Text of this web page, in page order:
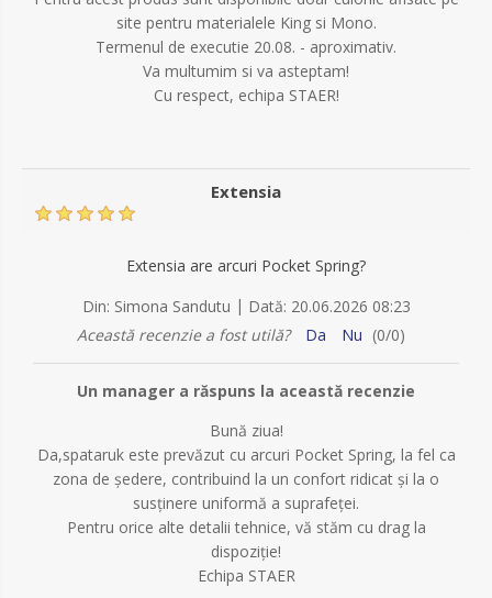
site pentru materialele King si Mono.
Termenul de executie 20.08. - aproximativ.
Va multumim si va asteptam!
Cu respect, echipa STAER!
Extensia
Extensia are arcuri Pocket Spring?
Din: Simona Sandutu | Dată: 20.06.2026 08:23
Această recenzie a fost utilă?
Da Nu (0/0)
Un manager a răspuns la această recenzie
Bună ziua!
Da,spataruk este prevăzut cu arcuri Pocket Spring, la fel ca
zona de ședere, contribuind la un confort ridicat și la o
susținere uniformă a suprafeței.
Pentru orice alte detalii tehnice, vă stăm cu drag la
dispoziție!
Echipa STAER